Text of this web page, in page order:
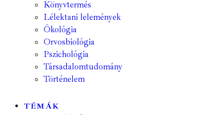
Könyvtermés
Lélektani lelemények
Ökológia
Orvosbiológia
Pszichológia
Társadalomtudomány
Történelem
TÉMÁK